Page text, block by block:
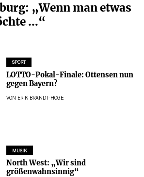
„Wenn man etwas
…“
SPORT
LOTTO-Pokal-Finale: Ottensen nun
gegen Bayern?
VON ERIK BRANDT-HÖGE
MUSIK
North West: „Wir sind
größenwahnsinnig“